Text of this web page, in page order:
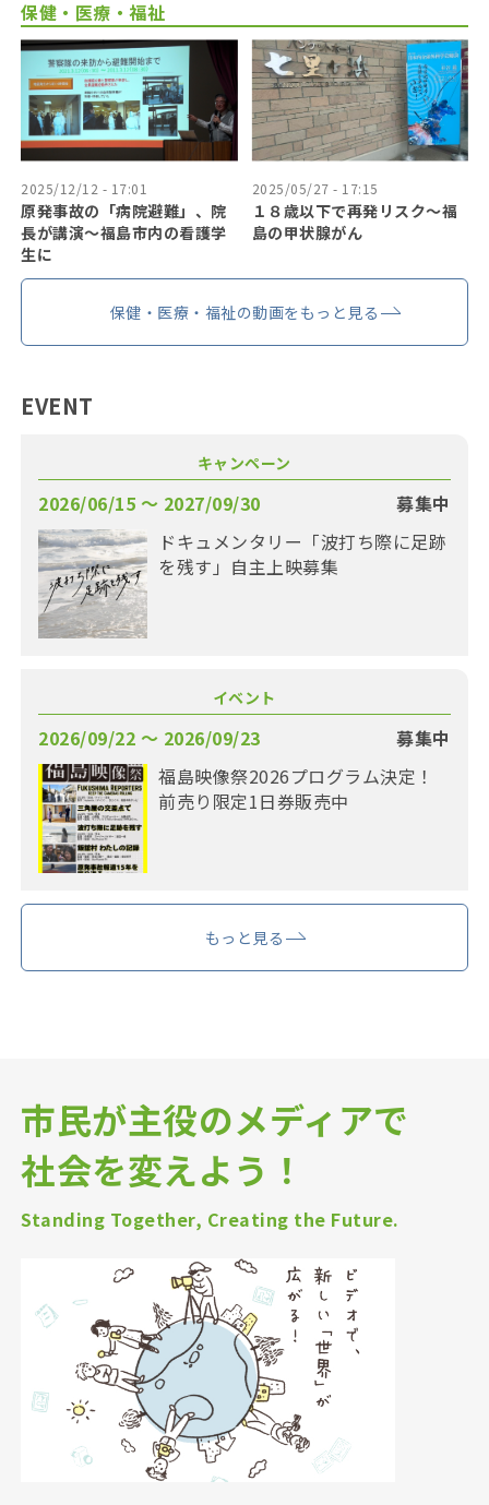
保健・医療・福祉
2025/12/12 - 17:01
原発事故の「病院避難」、院
長が講演～福島市内の看護学
生に
2025/05/27 - 17:15
１８歳以下で再発リスク〜福
島の甲状腺がん
保健・医療・福祉の動画をもっと見る
EVENT
キャンペーン
2026/06/15 〜 2027/09/30
募集中
ドキュメンタリー「波打ち際に足跡
を残す」自主上映募集
イベント
2026/09/22 〜 2026/09/23
募集中
福島映像祭2026プログラム決定！
前売り限定1日券販売中
もっと見る
市民が主役のメディアで
社会を変えよう！
Standing Together, Creating the Future.